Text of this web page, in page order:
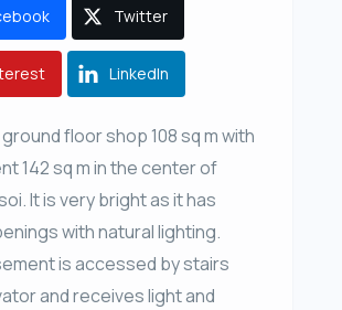
Twitter
LinkedIn
floor shop 108 sq m with
142 sq m in the center of
It is very bright as it has
with natural lighting.
is accessed by stairs
and receives light and